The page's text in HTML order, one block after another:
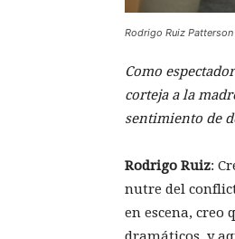
Rodrigo Ruiz
Como
corteja a la
sentimiento de
Rodrigo Ruiz:
nutre del
en escena, creo